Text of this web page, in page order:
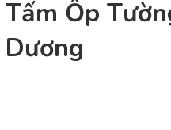
Tấm Ốp
Dương